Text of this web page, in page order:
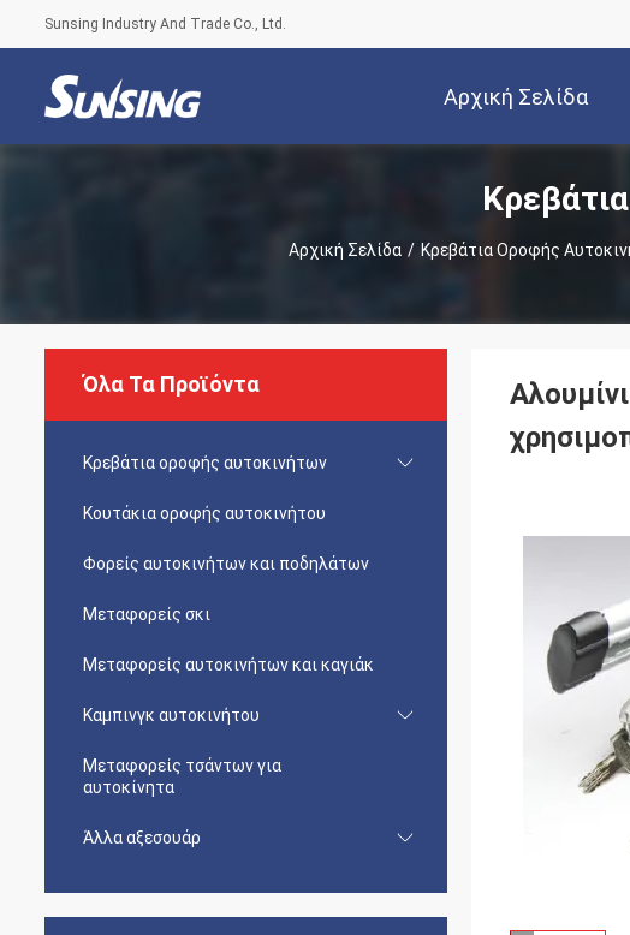
Sunsing Industry And Trade Co., Ltd.
Αρχική Σελίδα
Αρχική Σελίδα / Κρεβάτια Οροφής
Όλα Τα Προϊόντα
Κρεβάτια οροφής αυτοκινήτων
Κουτάκια οροφής αυτοκινήτου
Φορείς αυτοκινήτων και ποδηλάτων
Μεταφορείς σκι
Μεταφορείς αυτοκινήτων και καγιάκ
Καμπινγκ αυτοκινήτου
Μεταφορείς τσάντων για
αυτοκίνητα
Άλλα αξεσουάρ